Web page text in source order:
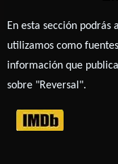
En esta sección podrás
utilizamos como
información que
sobre "Reversal".